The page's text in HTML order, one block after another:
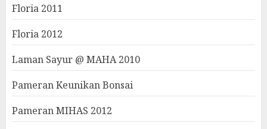
Floria 2011
Floria 2012
Laman Sayur @ MAHA 2010
Pameran Keunikan Bonsai
Pameran MIHAS 2012